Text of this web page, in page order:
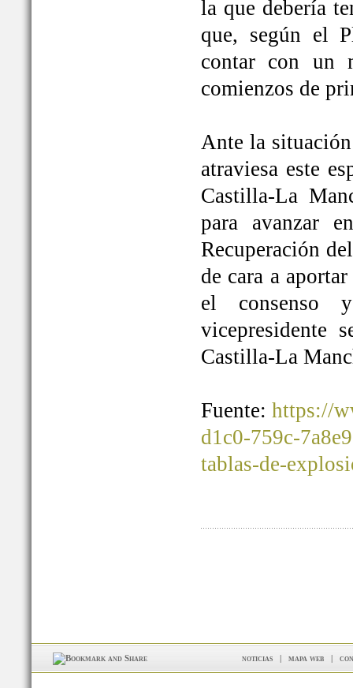
la que debería
que, según el
contar con un
comienzos de
Ante la
atraviesa este
Castilla-La
para avanzar
Recuperación
de cara a
el consenso
vicepresidente
Castilla-La
Fuente: https://
d1c0-759c-
tablas-de-
noticias | mapa web |